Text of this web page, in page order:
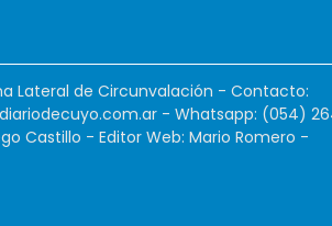
Lateral de Circunvalación - Contacto:
- Whatsapp: (054)
Castillo - Editor Web: Mario Romero -